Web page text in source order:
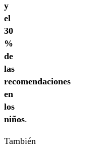
y
el
30
%
de
las
recomendaciones
en
los
niños.
También